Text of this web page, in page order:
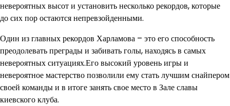
невероятных высот и установить несколько рекордов, которые
до сих пор остаются непревзойденными.
Один из главных рекордов Харламова – это его способность
преодолевать преграды и забивать голы, находясь в самых
невероятных ситуациях.Его высокий уровень игры и
невероятное мастерство позволили ему стать лучшим снайпером
своей команды и в итоге занять свое место в Зале славы
киевского клуба.